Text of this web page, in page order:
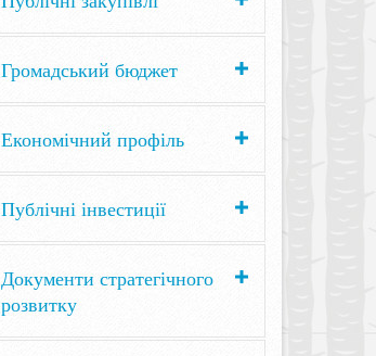
Громадський бюджет
Економічний профіль
Публічні інвестиції
Документи стратегічного
розвитку